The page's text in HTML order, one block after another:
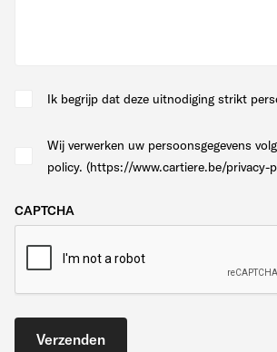
Ik begrijp dat deze uitnodiging strikt
Wij verwerken uw persoonsgegevens
policy. (https://www.cartiere.be/privacy-
CAPTCHA